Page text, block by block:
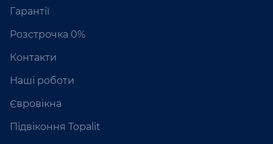
Гарантії
Розстрочка 0%
Контакти
Наші роботи
Євровікна
Підвіконня Topalit